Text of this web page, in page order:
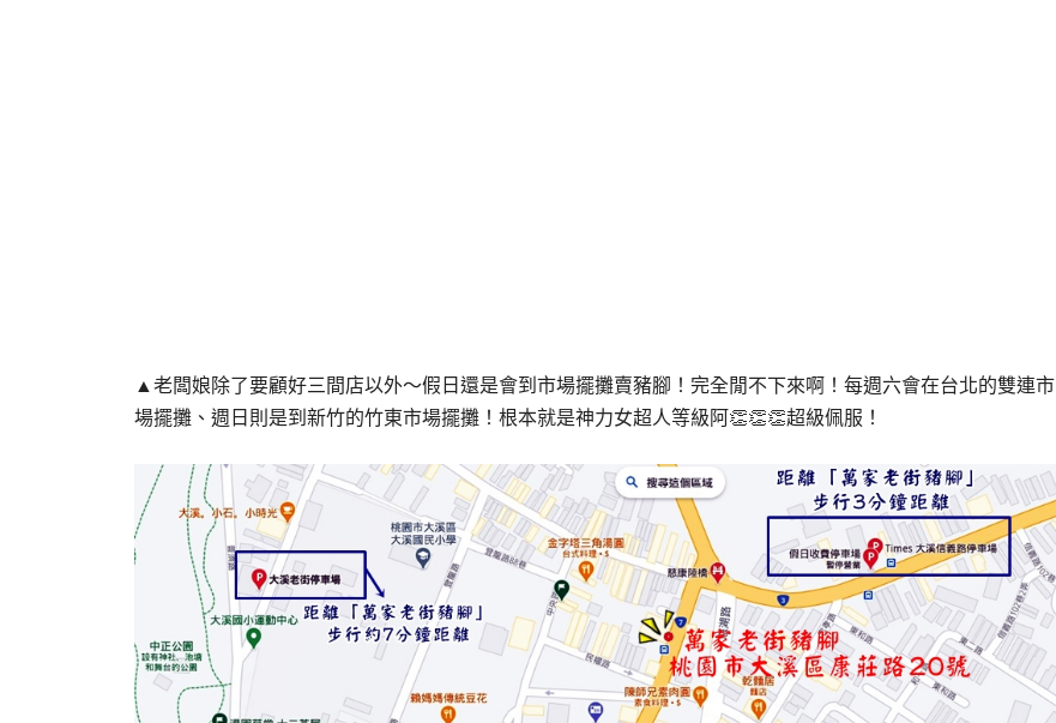
▲老闆娘除了要顧好三間店以外～假日還是會到市場擺攤賣豬腳！完全閒不下來啊！每週六會在台北的雙連市
場擺攤、週日則是到新竹的竹東市場擺攤！根本就是神力女超人等級阿👏👏👏超級佩服！